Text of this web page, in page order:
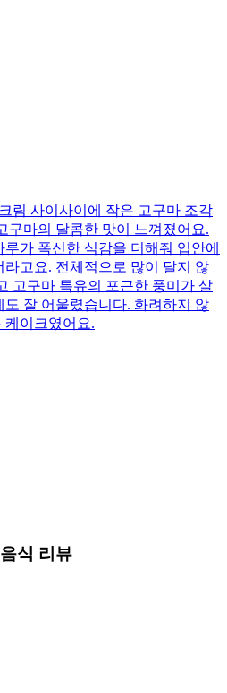
림 사이사이에 작은 고구마 조각
구마의 달콤한 맛이 느껴졌어요.
가 폭신한 식감을 더해줘 입안에
고요. 전체적으로 많이 달지 않
고구마 특유의 포근한 풍미가 살
잘 어울렸습니다. 화려하지 않
케이크였어요.
음식 리뷰